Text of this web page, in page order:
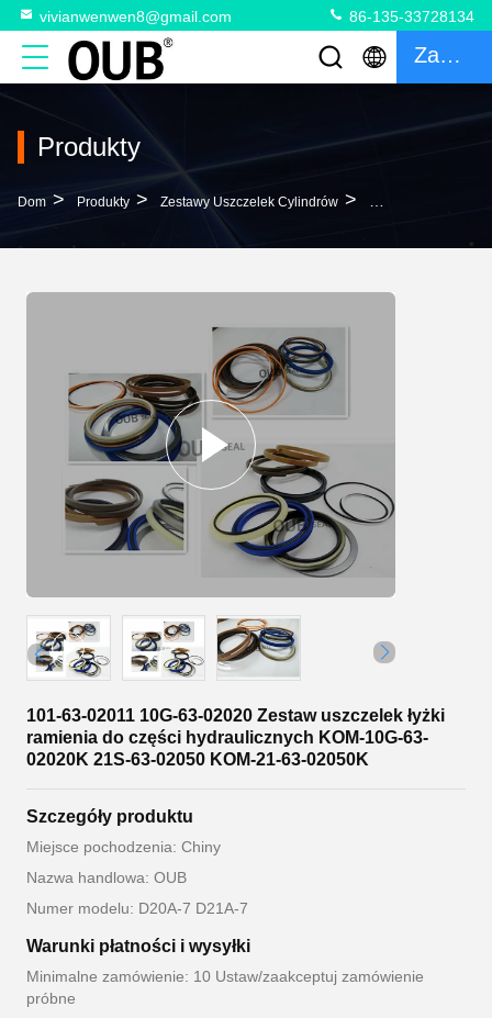
vivianwenwen8@gmail.com 86-135-33728134
Zacytować
Produkty
Dom > Produkty > Zestawy Uszczelek Cylindrów > 101-63-02011
101-63-02011 10G-63-02020 Zestaw uszczelek łyżki
ramienia do części hydraulicznych KOM-10G-63-
02020K 21S-63-02050 KOM-21-63-02050K
Szczegóły produktu
Miejsce pochodzenia: Chiny
Nazwa handlowa: OUB
Numer modelu: D20A-7 D21A-7
Warunki płatności i wysyłki
Minimalne zamówienie: 10 Ustaw/zaakceptuj zamówienie
próbne